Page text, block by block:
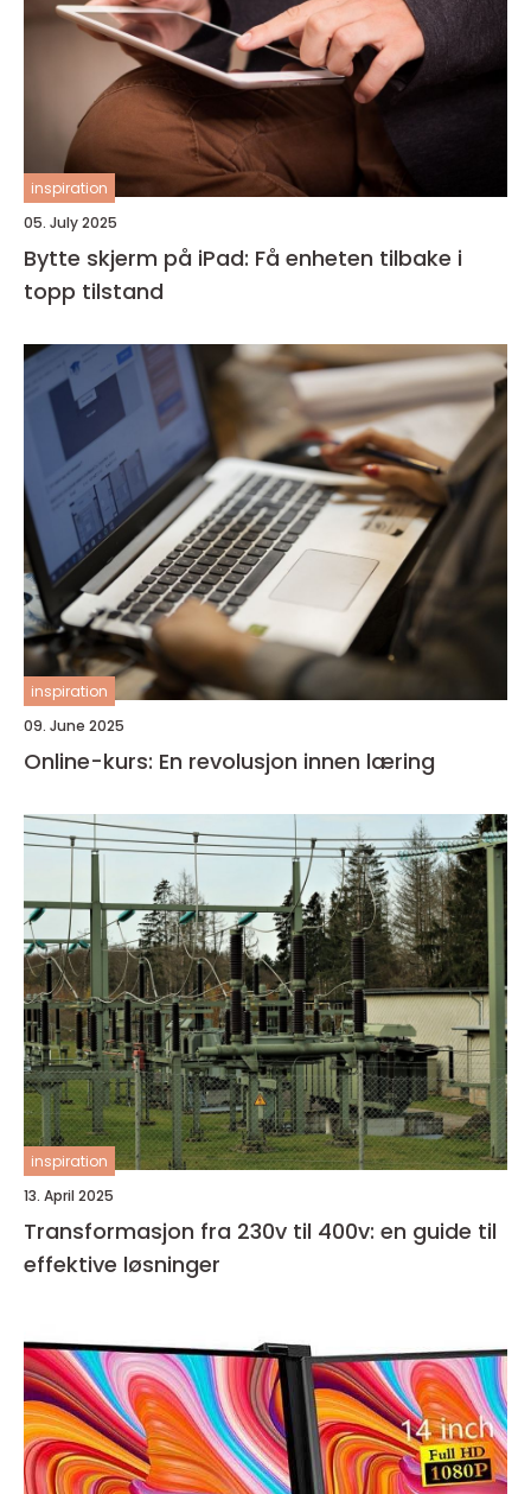
inspiration
05. July 2025
Bytte skjerm på iPad: Få enheten tilbake i
topp tilstand
inspiration
09. June 2025
Online-kurs: En revolusjon innen læring
inspiration
13. April 2025
Transformasjon fra 230v til 400v: en guide til
effektive løsninger